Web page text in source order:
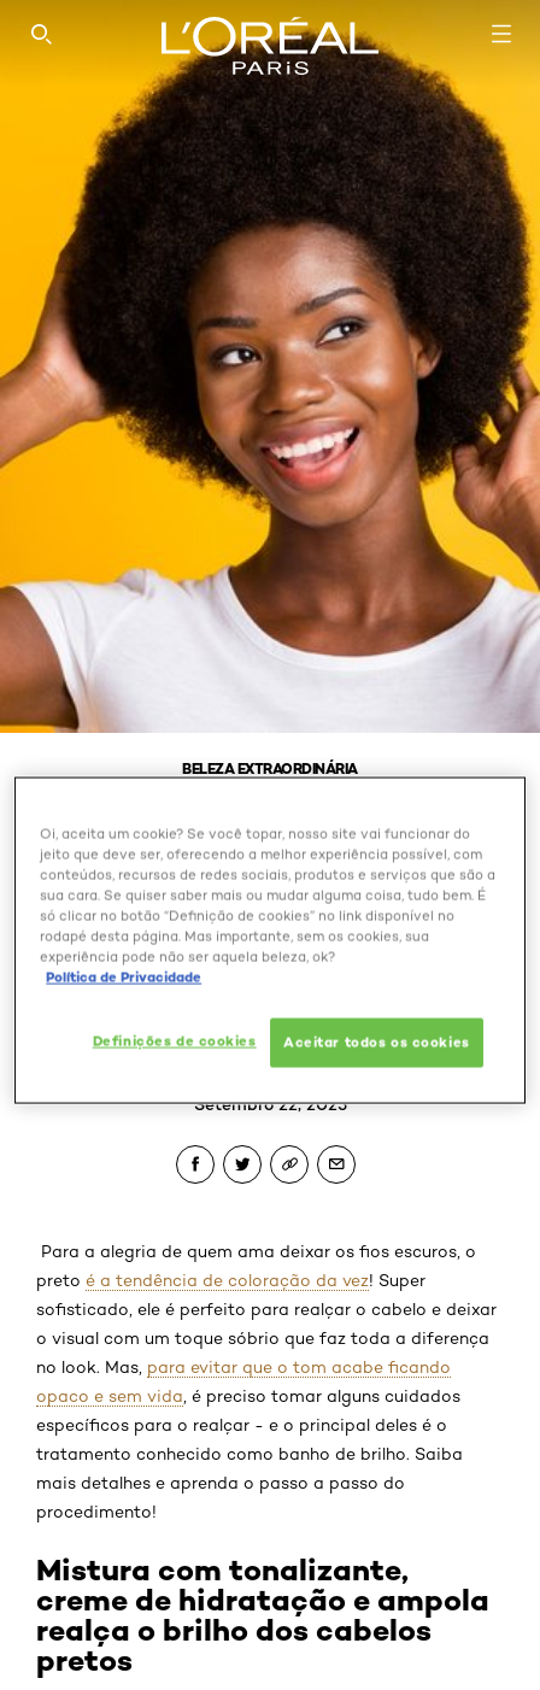
SEARCH THIS SITE
BELEZA EXTRAORDINÁRIA
BANHO DE BRILHO NO
CABELO PRETO: ENTENDA
COMO FAZER O
TRATAMENTO COM
TONALIZANTE PARA
VALORIZAR OS FIOS
ESCUROS!
Setembro 22, 2025
Para a alegria de quem ama deixar os fios escuros, o
preto é a tendência de coloração da vez! Super
sofisticado, ele é perfeito para realçar o cabelo e deixar
o visual com um toque sóbrio que faz toda a diferença
no look. Mas, para evitar que o tom acabe ficando
opaco e sem vida , é preciso tomar alguns cuidados
específicos para o realçar - e o principal deles é o
tratamento conhecido como banho de brilho. Saiba
mais detalhes e aprenda o passo a passo do
procedimento!
Mistura com tonalizante,
creme de hidratação e ampola
realça o brilho dos cabelos
pretos
Oi, aceita um cookie? Se você topar, nosso site vai funcionar do
jeito que deve ser, oferecendo a melhor experiência possível, com
conteúdos, recursos de redes sociais, produtos e serviços que são a
sua cara. Se quiser saber mais ou mudar alguma coisa, tudo bem. É
só clicar no botão “Definição de cookies” no link disponível no
rodapé desta página. Mas importante, sem os cookies, sua
experiência pode não ser aquela beleza, ok?
Política de Privacidade
Definições de cookies Aceitar todos os cookies